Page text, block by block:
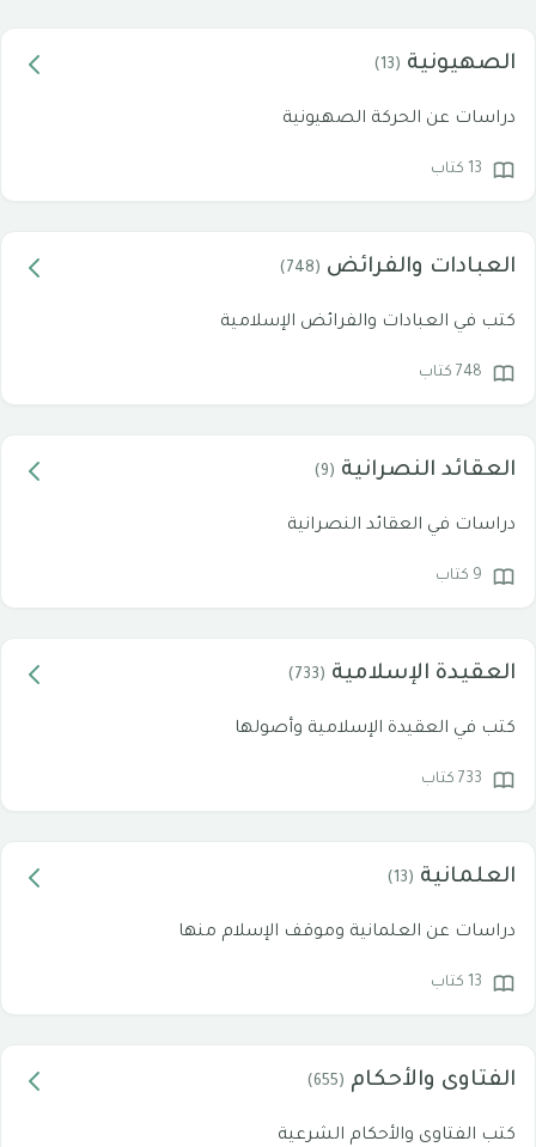
الصهيونية (13)
دراسات عن الحركة الصهيونية
13 كتاب
العبادات والفرائض (748)
كتب في العبادات والفرائض الإسلامية
748 كتاب
العقائد النصرانية (9)
دراسات في العقائد النصرانية
9 كتاب
العقيدة الإسلامية (733)
كتب في العقيدة الإسلامية وأصولها
733 كتاب
العلمانية (13)
دراسات عن العلمانية وموقف الإسلام منها
13 كتاب
الفتاوى والأحكام (655)
كتب الفتاوى والأحكام الشرعية